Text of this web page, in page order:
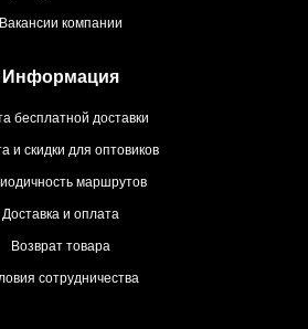
Вакансии компании
Информация
бесплатной доставки
и скидки для оптовиков
маршрутов
Доставка и оплата
Возврат товара
сотрудничества